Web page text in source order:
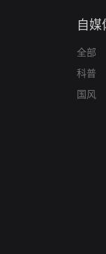
自媒
全部
科普
国风